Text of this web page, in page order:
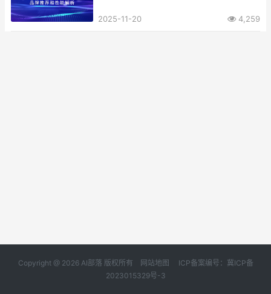
2025-11-20 4,259
Copyright @ 2026 AI部落 版权所有 网站地图
ICP备案编号：冀ICP备
2023015329号-3